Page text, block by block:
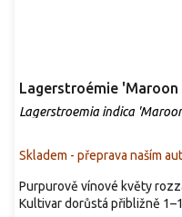
Lagerstroémie 'Maroon
Lagerstroemia indica
Skladem - přeprava naším
Purpurově vínové květy
Kultivar dorůstá přibližně